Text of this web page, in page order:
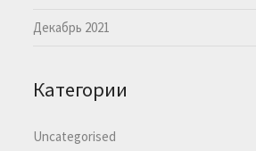
Декабрь 2021
Категории
Uncategorised